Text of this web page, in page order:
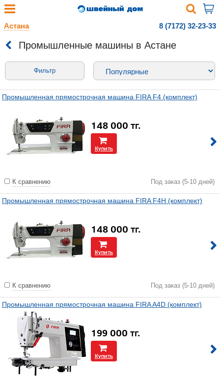
Астана 8 (7172) 32-23-33
Промышленные машины в Астане
Фильтр
Промышленная прямострочная машина FIRA F4 (комплект)
148 000 тг.
Купить
К сравнению Под заказ (5-10 дней)
Промышленная прямострочная машина FIRA F4H (комплект)
148 000 тг.
Купить
К сравнению Под заказ (5-10 дней)
Промышленная прямострочная машина FIRA A4D (комплект)
199 000 тг.
Купить